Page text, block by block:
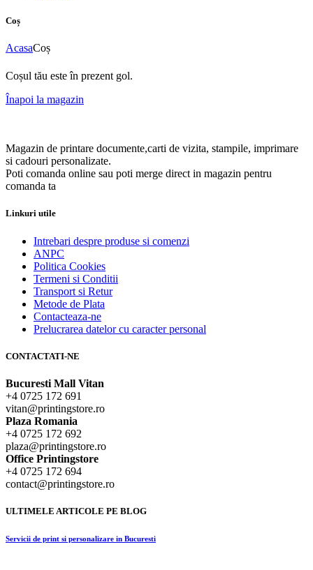
Coș
AcasaCoș
Coșul tău este în prezent gol.
Înapoi la magazin
Magazin de printare documente,carti de vizita, stampile, imprimare
si cadouri personalizate.
Poti comanda online sau poti merge direct in magazin pentru
comanda ta
Linkuri utile
Intrebari despre produse si comenzi
ANPC
Politica Cookies
Termeni si Conditii
Transport si Retur
Metode de Plata
Contacteaza-ne
Prelucrarea datelor cu caracter personal
CONTACTATI-NE
Bucuresti Mall Vitan
+4 0725 172 691
vitan@printingstore.ro
Plaza Romania
+4 0725 172 692
plaza@printingstore.ro
Office Printingstore
+4 0725 172 694
contact@printingstore.ro
ULTIMELE ARTICOLE PE BLOG
Servicii de print si personalizare in Bucuresti